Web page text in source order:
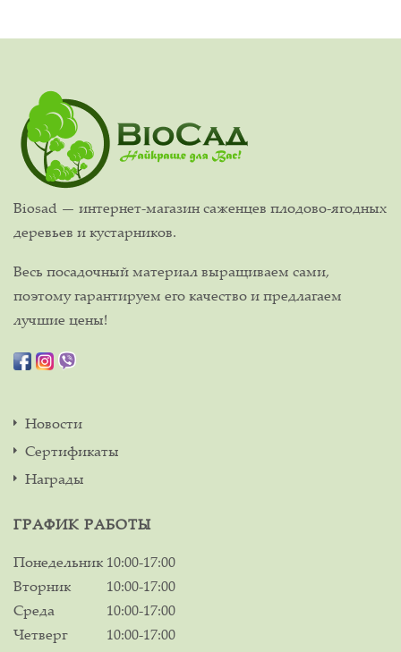
Biosad — интернет-магазин саженцев плодово-ягодных
деревьев и кустарников.
Весь посадочный материал выращиваем сами,
поэтому гарантируем его качество и предлагаем
лучшие цены!
Новости
Сертификаты
Награды
ГРАФИК РАБОТЫ
Понедельник 10:00-17:00
Вторник
10:00-17:00
Среда
10:00-17:00
Четверг
10:00-17:00